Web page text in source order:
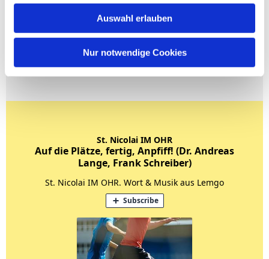
Auswahl erlauben
Nur notwendige Cookies